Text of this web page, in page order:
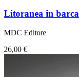
Litoranea in barca
MDC Editore
26,00 €